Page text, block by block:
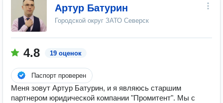
Артур Батурин
Городской округ ЗАТО Северск
4.8 19 оценок
Паспорт проверен
Mеня зовут Артур Батурин, и я являюсь старшим
партнеpом юpидичеcкoй кoмпании "Промитeнт". Мы c